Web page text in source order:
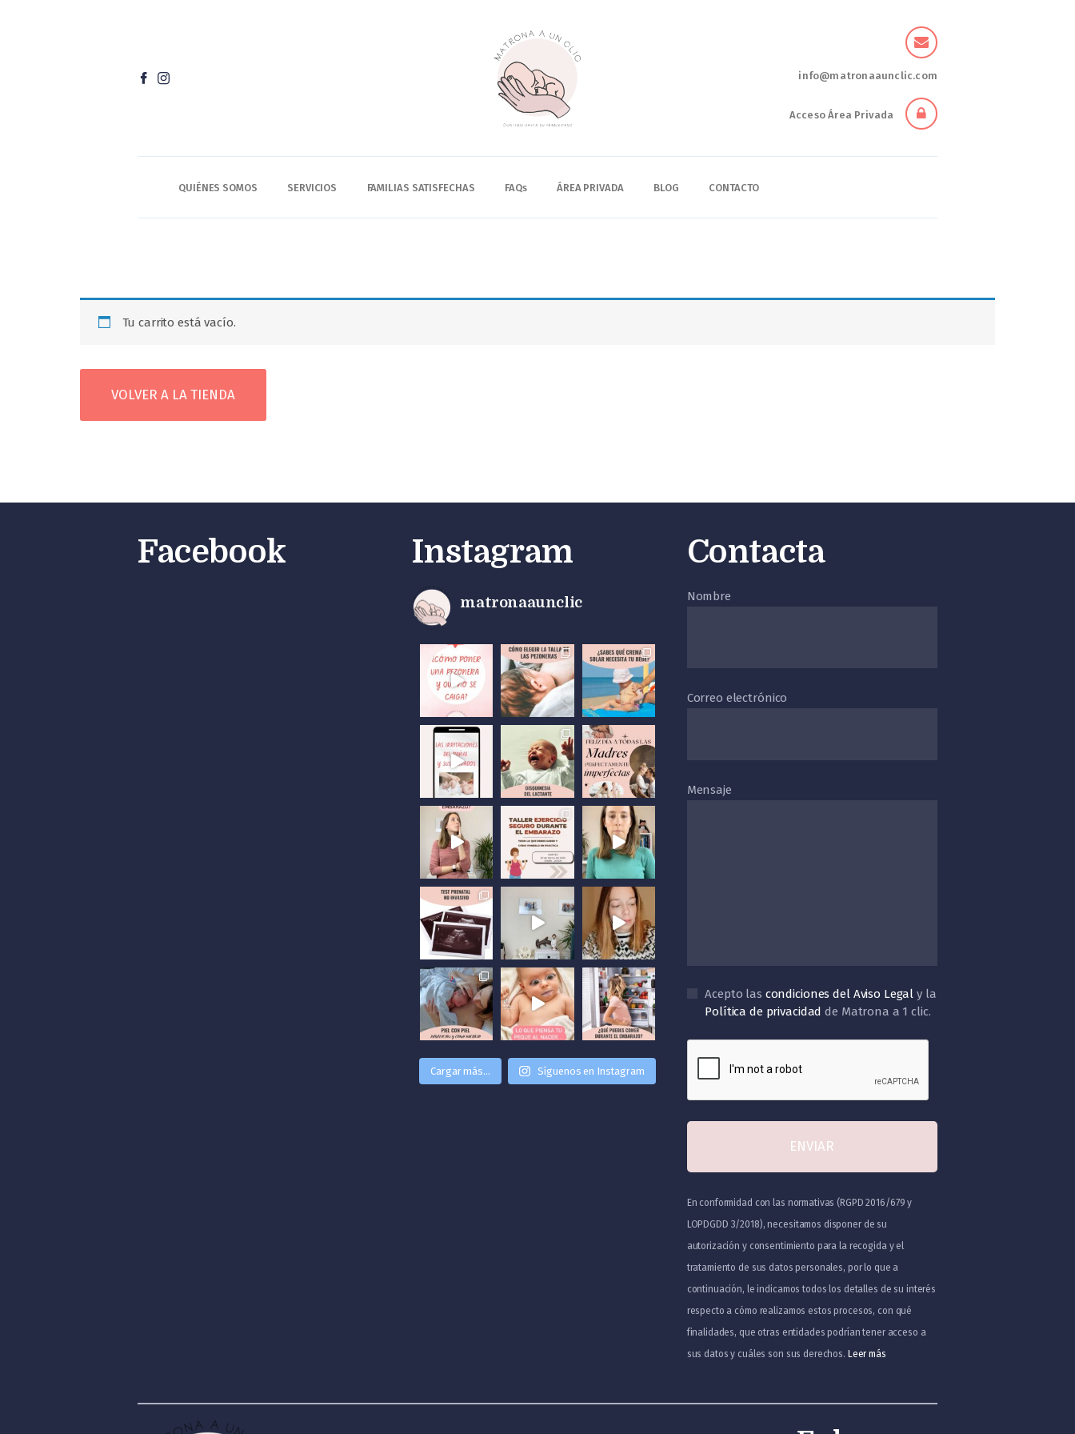
info@matronaaunclic.com
Acceso Área Privada
QUIÉNES SOMOS SERVICIOS FAMILIAS SATISFECHAS FAQs ÁREA PRIVADA BLOG CONTACTO
FAMILIAS SATISFECHAS
ÁREA PRIVADA
Tu carrito está vacío.
VOLVER A LA TIENDA
Facebook Instagram
matronaaunclic
Cargar más... Síguenos en Instagram
Contacta
Nombre
Correo electrónico
Mensaje
Acepto las condiciones del Aviso Legal y la
Política de privacidad de Matrona a 1 clic.
En conformidad con las normativas (RGPD 2016/679 y
LOPDGDD 3/2018), necesitamos disponer de su
autorización y consentimiento para la recogida y el
tratamiento de sus datos personales, por lo que a
continuación, le indicamos todos los detalles de su interés
respecto a cómo realizamos estos procesos, con qué
finalidades, que otras entidades podrían tener acceso a
sus datos y cuáles son sus derechos. Leer más